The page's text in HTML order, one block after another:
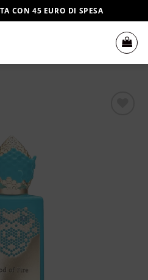
CON 45 EURO DI SPESA